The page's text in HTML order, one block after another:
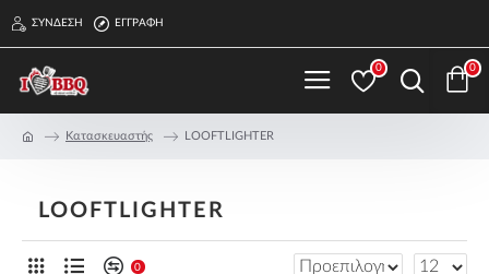
ΣΎΝΔΕΣΗ ΕΓΓΡΑΦΉ
0 0
Κατασκευαστής LOOFTLIGHTER
LOOFTLIGHTER
0